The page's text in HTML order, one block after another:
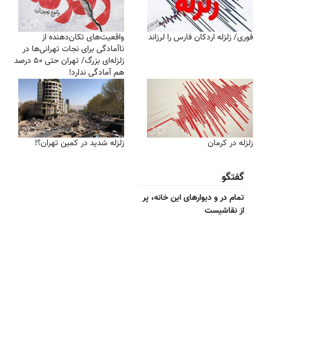
فوری/ زلزله اردکان فارس را لرزاند
واقعیت‌های تکان‌دهنده از
ناآمادگی برای نجات تهرانی‌ها در
زلزله‌ای بزرگ/ تهران حتی ۵۰ درصد
هم آمادگی ندارد!
زلزله در کرمان زلزله شدید در کمین تهران؟!
گفتگو
تمام در و دیوارهای این خانه، پر
از نقاشیست